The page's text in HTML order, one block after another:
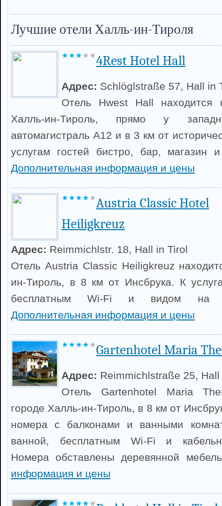
Лучшие отели Халль-ин-Тироля
4Rest Hotel Hall
Адрес: Schlöglstraße 57, Hall in
Отель Hwest Hall находится
Халль-ин-Тироль, прямо у
автомагистраль A12 и в 3 км от
услугам гостей бистро, бар, магазин
Дополнительная информация и цены
Austria Classic Hotel
Heiligkreuz
Адрес: Reimmichlstr. 18, Hall in Tirol
Отель Austria Classic Heiligkreuz
ин-Тироль, в 8 км от Инсбрука. К
бесплатным Wi-Fi и видом на
Дополнительная информация и цены
Gartenhotel Maria
Адрес: Reimmichlstraße 25, Hall
Отель Gartenhotel Maria
городе Халль-ин-Тироль, в 8 км от
номера с балконами и ванными
ванной, бесплатным Wi-Fi и
Номера обставлены деревянной
информация и цены